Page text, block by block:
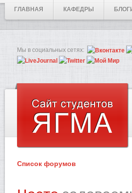
ГЛАВНАЯ КАФЕДРЫ
Мы в социальных сетях:
Список форумов